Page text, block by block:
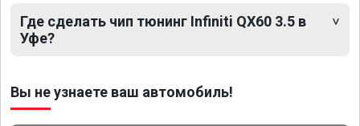
Где сделать чип тюнинг Infiniti QX60 3.5 в
Уфе?
Вы не узнаете ваш автомобиль!